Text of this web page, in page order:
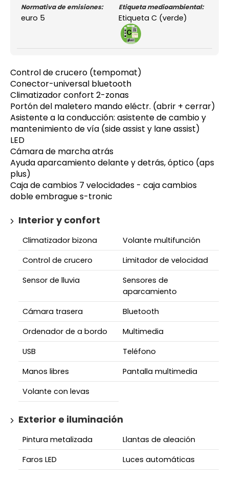
Normativa de emisiones:
euro 5
Etiqueta medioambiental:
Etiqueta C (verde)
Control de crucero (tempomat)
Conector-universal bluetooth
Climatizador confort 2-zonas
Portón del maletero mando eléctr. (abrir + cerrar)
Asistente a la conducción: asistente de cambio y
mantenimiento de vía (side assist y lane assist)
LED
Cámara de marcha atrás
Ayuda aparcamiento delante y detrás, óptico (aps
plus)
Caja de cambios 7 velocidades - caja cambios
doble embrague s-tronic
Interior y confort
Climatizador bizona
Volante multifunción
Control de crucero
Limitador de velocidad
Sensor de lluvia
Sensores de
aparcamiento
Cámara trasera
Bluetooth
Ordenador de a bordo
Multimedia
USB
Teléfono
Manos libres
Pantalla multimedia
Volante con levas
Exterior e iluminación
Pintura metalizada
Llantas de aleación
Faros LED
Luces automáticas